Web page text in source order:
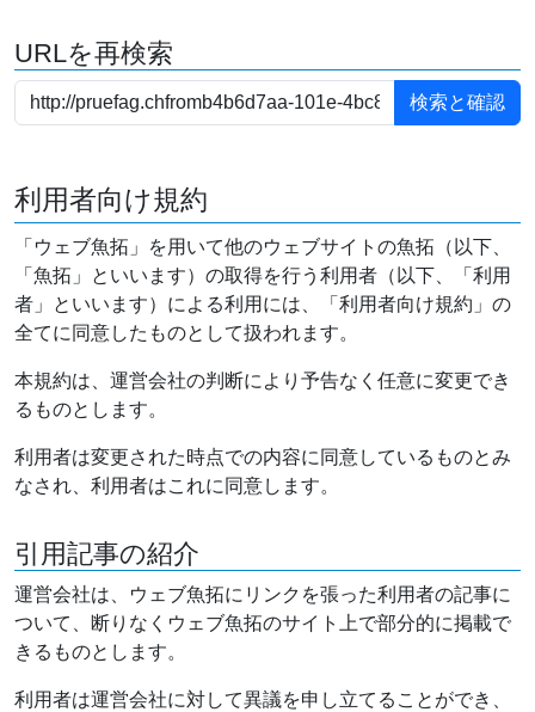
URLを再検索
利用者向け規約
「ウェブ魚拓」を用いて他のウェブサイトの魚拓（以下、
「魚拓」といいます）の取得を行う利用者（以下、「利用
者」といいます）による利用には、「利用者向け規約」の
全てに同意したものとして扱われます。
本規約は、運営会社の判断により予告なく任意に変更でき
るものとします。
利用者は変更された時点での内容に同意しているものとみ
なされ、利用者はこれに同意します。
引用記事の紹介
運営会社は、ウェブ魚拓にリンクを張った利用者の記事に
ついて、断りなくウェブ魚拓のサイト上で部分的に掲載で
きるものとします。
利用者は運営会社に対して異議を申し立てることができ、